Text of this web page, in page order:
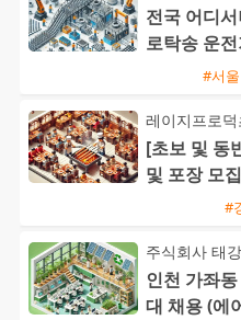
전국 어디
로탁송 운
#서
레이지프로덕
[초보 및 동
및 포장 모
#
주식회사 태강
인천 가좌
대 채용 (에